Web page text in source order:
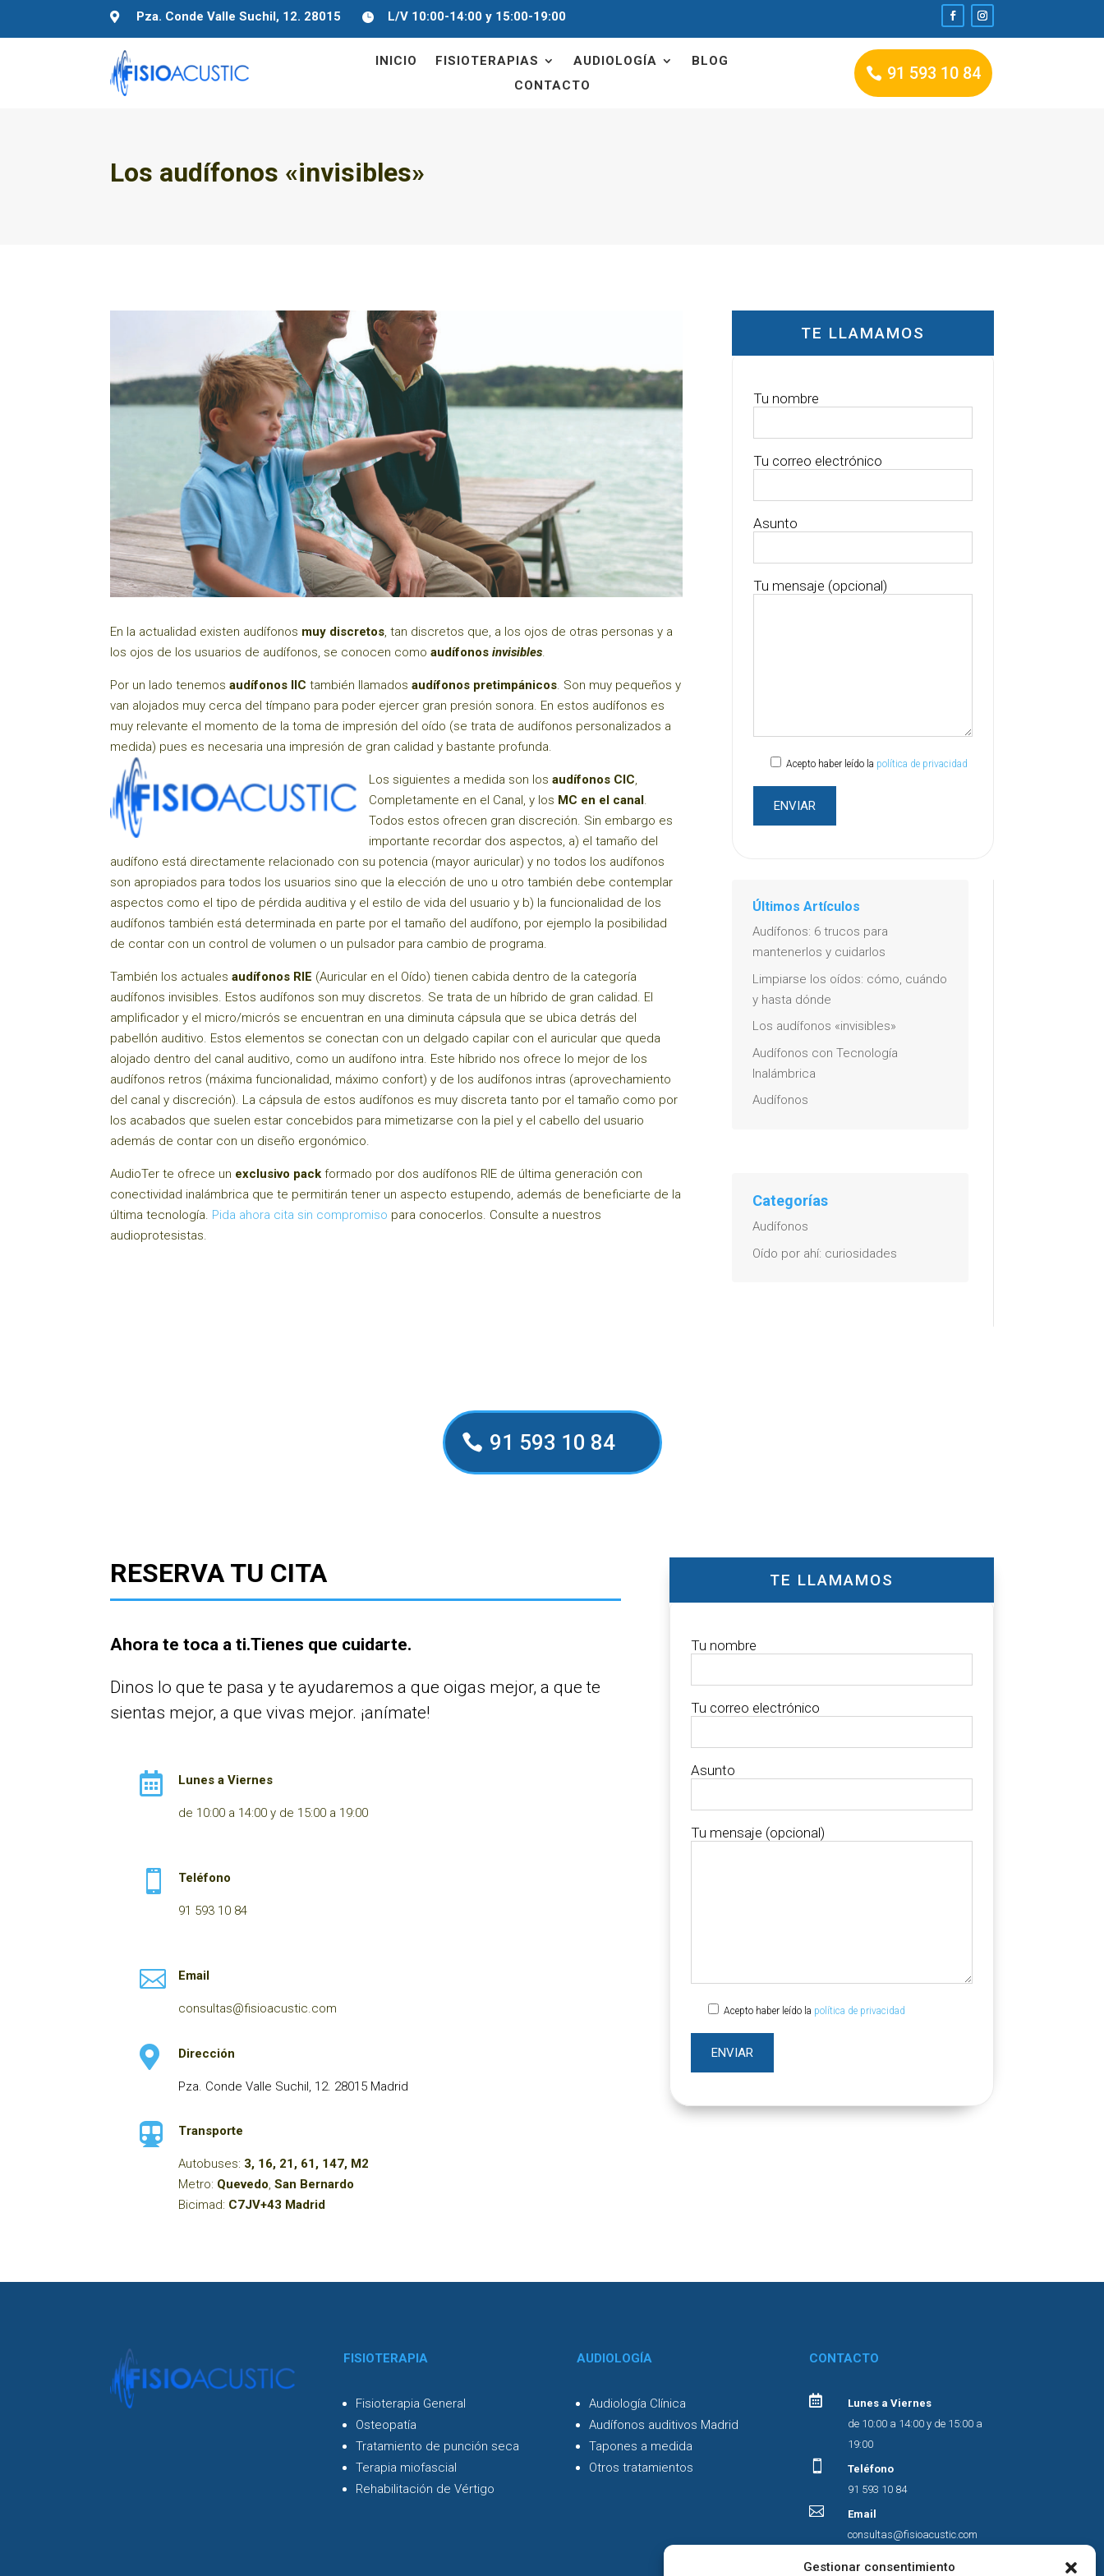
Gestionar consentimiento
 Pza. Conde Valle Suchil, 12. 28015  L/V 10:00-14:00 y 15:00-19:00
INICIO FISIOTERAPIAS AUDIOLOGÍA
BLOG
CONTACTO
91 593 10 84
Los audífonos «invisibles»
En la actualidad existen audífonos muy discretos , tan discretos que, a los ojos de otras personas y a
los ojos de los usuarios de audífonos, se conocen comoaudífonosinvisibles
Por un lado tenemosaudífonos IIC también llamadosaudífonos pretimpánicos . Son muy pequeños y
van alojados muy cerca del tímpano para poder ejercer gran presión sonora. En estos audífonos es
muy relevante el momento de la toma de impresión del oído (se trata de audífonos personalizados a
medida) pues es necesaria una impresión de gran calidad y bastante profunda.
Los siguientes a medida son losaudífonos CIC
Completamente en el Canal, y los MC en el canal
Todos estos ofrecen gran discreción. Sin embargo es
importante recordar dos aspectos, a) el tamaño del
audífono está directamente relacionado con su potencia (mayor auricular) y no todos los audífonos
son apropiados para todos los usuarios sino que la elección de uno u otro también debe contemplar
aspectos como el tipo de pérdida auditiva y el estilo de vida del usuario y b) la funcionalidad de los
audífonos también está determinada en parte por el tamaño del audífono, por ejemplo la posibilidad
de contar con un control de volumen o un pulsador para cambio de programa.
También los actualesaudífonos RIE (Auricular en el Oído) tienen cabida dentro de la categoría
audífonos invisibles. Estos audífonos son muy discretos. Se trata de un híbrido de gran calidad. El
amplificador y el micro/micrós se encuentran en una diminuta cápsula que se ubica detrás del
pabellón auditivo. Estos elementos se conectan con un delgado capilar con el auricular que queda
alojado dentro del canal auditivo, como un audífono intra. Este híbrido nos ofrece lo mejor de los
audífonos retros (máxima funcionalidad, máximo confort) y de los audífonos intras (aprovechamiento
del canal y discreción). La cápsula de estos audífonos es muy discreta tanto por el tamaño como por
los acabados que suelen estar concebidos para mimetizarse con la piel y el cabello del usuario
además de contar con un diseño ergonómico.
AudioTer te ofrece un exclusivo pack formado por dos audífonos RIE de última generación con
conectividad inalámbrica que te permitirán tener un aspecto estupendo, además de beneficiarte de la
última tecnología. Pida ahora cita sin compromiso para conocerlos. Consulte a nuestros
audioprotesistas.
TE LLAMAMOS
Tu nombre
Tu correo electrónico
Asunto
Tu mensaje (opcional)
Acepto haber leído la política de privacidad
Últimos Artículos
Audífonos: 6 trucos para
mantenerlos y cuidarlos
Limpiarse los oídos: cómo, cuándo
y hasta dónde
Los audífonos «invisibles»
Audífonos con Tecnología
Inalámbrica
Audífonos
Categorías
Audífonos
Oído por ahí: curiosidades
91 593 10 84
RESERVA TU CITA
Ahora te toca a ti.Tienes que cuidarte.
Dinos lo que te pasa y te ayudaremos a que oigas mejor, a que te
sientas mejor, a que vivas mejor. ¡anímate!
 Lunes a Viernes
de 10:00 a 14:00 y de 15:00 a 19:00
 Teléfono
91 593 10 84
 Email
consultas@fisioacustic.com
 Dirección
Pza. Conde Valle Suchil, 12. 28015 Madrid
 Transporte
Autobuses: 3, 16, 21, 61, 147, M2
Metro: Quevedo,San Bernardo
Bicimad: C7JV+43 Madrid
TE LLAMAMOS
Tu nombre
Tu correo electrónico
Asunto
Tu mensaje (opcional)
Acepto haber leído la política de privacidad
FISIOTERAPIA
Fisioterapia General
Osteopatía
Tratamiento de punción seca
Terapia miofascial
Rehabilitación de Vértigo
AUDIOLOGÍA
Audiología Clínica
Audífonos auditivos Madrid
Tapones a medida
Otros tratamientos
CONTACTO

Lunes a Viernes
de 10:00 a 14:00 y de 15:00 a
19:00

Teléfono
91 593 10 84

Email
consultas@fisioacustic.com